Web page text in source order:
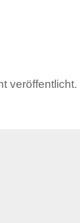
veröffentlicht.